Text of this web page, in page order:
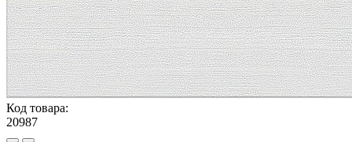
Код товара:
20987